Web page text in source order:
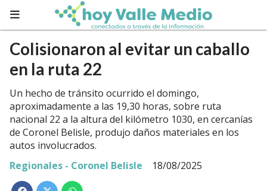
Colisionaron al evitar un caballo
en la ruta 22
Un hecho de tránsito ocurrido el domingo,
aproximadamente a las 19,30 horas, sobre ruta
nacional 22 a la altura del kilómetro 1030, en cercanías
de Coronel Belisle, produjo daños materiales en los
autos involucrados.
Regionales - Coronel Belisle
18/08/2025